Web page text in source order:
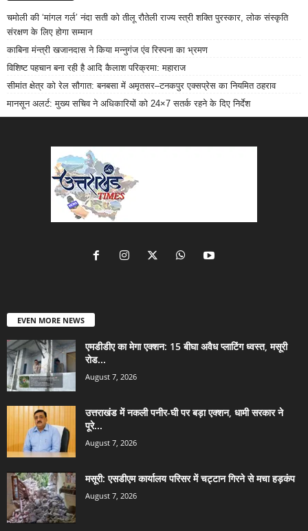
चमोली की ‘मांगल गर्ल’ नंदा सती को तीलू रौतेली राज्य स्त्री शक्ति पुरस्कार, लोक संस्कृति
संरक्षण के लिए होगा सम्मान
काबिना मंन्त्री खजानदास ने किया मन्नुगंज एंव रिस्पना का भ्रमण
विशिष्ट पहचान बना रही है आदि कैलाश परिक्रमा: महाराज
सीमांत क्षेत्र को रेल सौगात: बनबसा में अमृतसर–टनकपुर एक्सप्रेस का नियमित ठहराव
मानसून अलर्ट: मुख्य सचिव ने अधिकारियों को 24×7 सतर्क रहने के दिए निर्देश
EVEN MORE NEWS
एमडीडीए का मेगा एक्शन: 15 बीघा अवैध प्लाटिंग ध्वस्त, मसूरी
रोड...
August 7, 2026
उत्तराखंड में नकली पनीर-घी पर बड़ा एक्शन, धामी सरकार ने
पूरे...
August 7, 2026
मसूरी: एसडीएम कार्यालय परिसर में चट्टान गिरने से मचा हड़कंप
August 7, 2026